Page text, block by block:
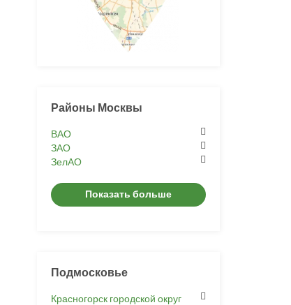
Районы Москвы
ВАО
ЗАО
ЗелАО
Показать больше
Подмосковье
Красногорск городской округ